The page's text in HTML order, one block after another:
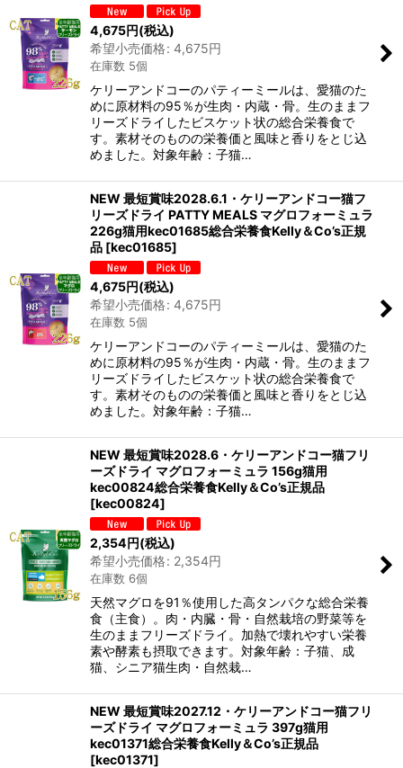
絞り込む
4,675円(税込)
希望小売価格: 4,675円
在庫数 5個
ケリーアンドコーのパティーミールは、愛猫のた
めに原材料の95％が生肉・内蔵・骨。生のままフ
リーズドライしたビスケット状の総合栄養食で
す。素材そのものの栄養価と風味と香りをとじ込
めました。対象年齢：子猫…
NEW 最短賞味2028.6.1・ケリーアンドコー猫フ
リーズドライ PATTY MEALS マグロフォーミュラ
226g猫用kec01685総合栄養食Kelly＆Co’s正規
品 [kec01685]
4,675円(税込)
希望小売価格: 4,675円
在庫数 5個
ケリーアンドコーのパティーミールは、愛猫のた
めに原材料の95％が生肉・内蔵・骨。生のままフ
リーズドライしたビスケット状の総合栄養食で
す。素材そのものの栄養価と風味と香りをとじ込
めました。対象年齢：子猫…
NEW 最短賞味2028.6・ケリーアンドコー猫フリ
ーズドライ マグロフォーミュラ 156g猫用
kec00824総合栄養食Kelly＆Co’s正規品
[kec00824]
2,354円(税込)
希望小売価格: 2,354円
在庫数 6個
天然マグロを91％使用した高タンパクな総合栄養
食（主食）。肉・内臓・骨・自然栽培の野菜等を
生のままフリーズドライ。加熱で壊れやすい栄養
素や酵素も摂取できます。対象年齢：子猫、成
猫、シニア猫生肉・自然栽…
NEW 最短賞味2027.12・ケリーアンドコー猫フリ
ーズドライ マグロフォーミュラ 397g猫用
kec01371総合栄養食Kelly＆Co’s正規品
[kec01371]